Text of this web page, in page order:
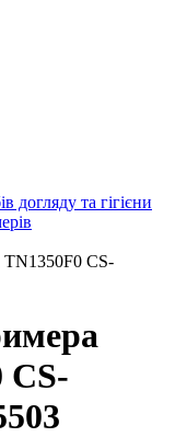
догляду та гігієни
TN1350F0 CS-
CS-